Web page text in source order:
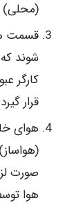
(محلی)
قسمت
شوند
کارگر
قرار
هوای
صورت
هوا